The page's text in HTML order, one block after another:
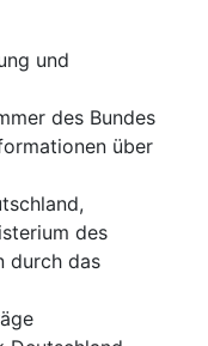
und
des Bundes
über
des
durch das